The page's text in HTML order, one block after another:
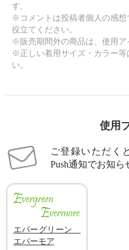
す。
※コメントは投稿者個人の感
役立てください。
※販売期間外の商品は、使用ア
※正しい着用サイズ・カラー等
い。
使用
ご登録いただく
Push通知でお知ら
エバーグリーン
エバーモア